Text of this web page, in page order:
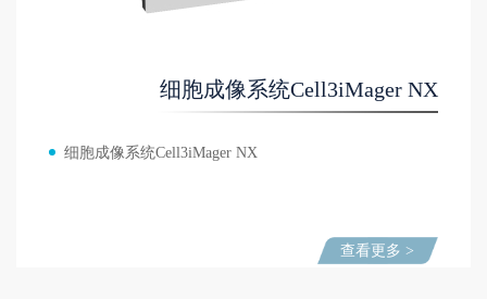
细胞成像系统Cell3iMager NX
细胞成像系统Cell3iMager NX
查看更多 >